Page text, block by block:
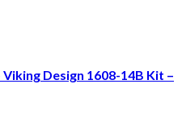
Viking Design 1608-14B Kit –